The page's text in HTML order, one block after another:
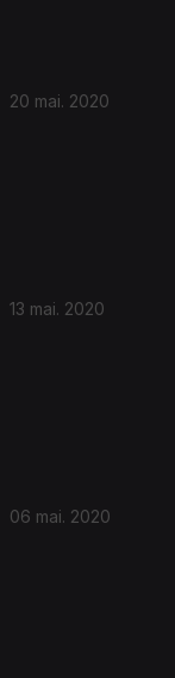
20 mai. 2020
13 mai. 2020
06 mai. 2020